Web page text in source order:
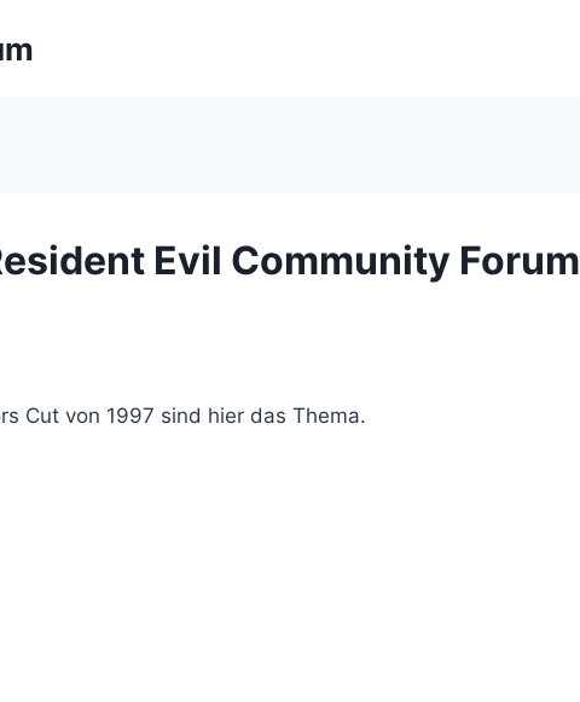
Evil Community Forum
Cut von 1997 sind hier das Thema.